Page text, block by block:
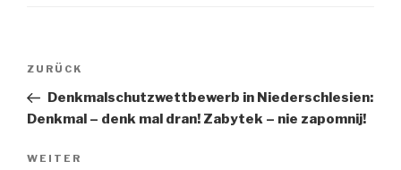
Beitragsnavigation
Vorheriger
Beitrag
ZURÜCK
Denkmalschutzwettbewerb in Niederschlesien:
Denkmal – denk mal dran! Zabytek – nie zapomnij!
Nächster
WEITER